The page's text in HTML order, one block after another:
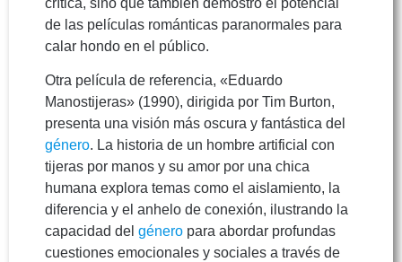
crítica, sino que también demostró el potencial
de las películas románticas paranormales para
calar hondo en el público.
Otra película de referencia, «Eduardo
Manostijeras» (1990), dirigida por Tim Burton,
presenta una visión más oscura y fantástica del
género. La historia de un hombre artificial con
tijeras por manos y su amor por una chica
humana explora temas como el aislamiento, la
diferencia y el anhelo de conexión, ilustrando la
capacidad del género para abordar profundas
cuestiones emocionales y sociales a través de